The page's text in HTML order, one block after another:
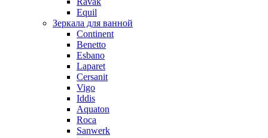
Equil
Зеркала для ванной
Continent
Benetto
Esbano
Laparet
Cersanit
Vigo
Iddis
Aquaton
Roca
Sanwerk